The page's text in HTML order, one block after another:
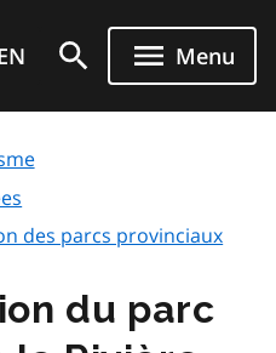
Menu
des parcs provinciaux
du parc